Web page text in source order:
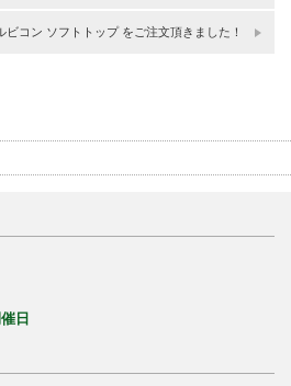
コン ソフトトップ をご注文頂きました！
日